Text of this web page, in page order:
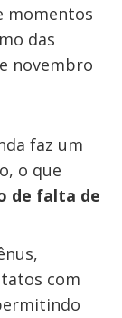
momentos
das
novembro
faz um
o que
de falta de
com